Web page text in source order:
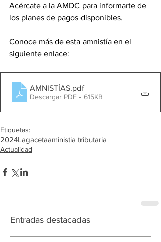
Acércate a la AMDC para informarte de
los planes de pagos disponibles.
Conoce más de esta amnistía en el
siguiente enlace:
AMNISTÍAS.pdf
Descargar PDF • 615KB
Etiquetas:
2024Lagacetaaministia tributaria
Actualidad
Entradas destacadas